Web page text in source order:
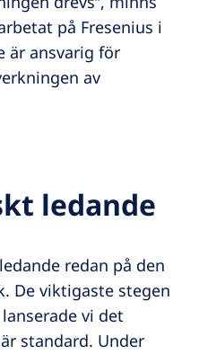
på Fresenius i
är ansvarig för
av
ledande
redan på den
De viktigaste stegen
vi det
standard. Under